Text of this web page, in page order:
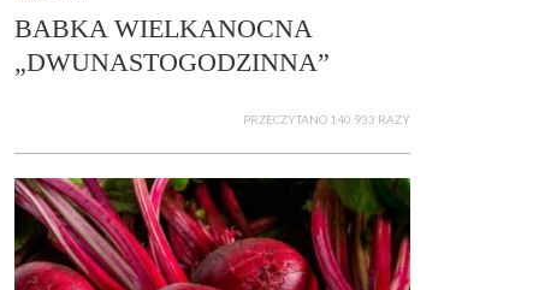
BABKA WIELKANOCNA
„DWUNASTOGODZINNA”
PRZECZYTANO 140 933 RAZY